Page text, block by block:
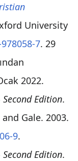
University
7. 29
2022.
Edition.
Gale. 2003.
9.
Edition.